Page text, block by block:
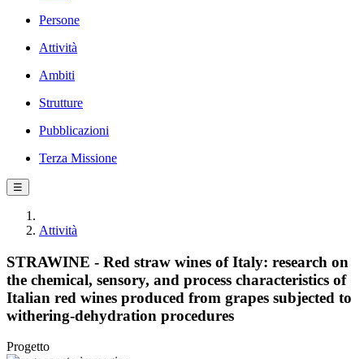
Persone
Attività
Ambiti
Strutture
Pubblicazioni
Terza Missione
☰
Attività
STRAWINE - Red straw wines of Italy: research on
the chemical, sensory, and process characteristics of
Italian red wines produced from grapes subjected to
withering-dehydration procedures
Progetto